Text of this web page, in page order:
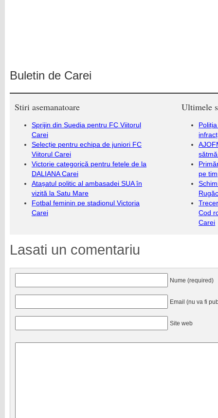
Buletin de Carei
Stiri asemanatoare
Sprijin din Suedia pentru FC Viitorul
Carei
Selecție pentru echipa de juniori FC
Viitorul Carei
Victorie categorică pentru fetele de la
DALIANA Carei
Atașatul politic al ambasadei SUA în
vizită la Satu Mare
Fotbal feminin pe stadionul Victoria
Carei
Ultimele
pe
Cod
Carei
Lasati un comentariu
Nume (required)
Email (nu va fi
Site web